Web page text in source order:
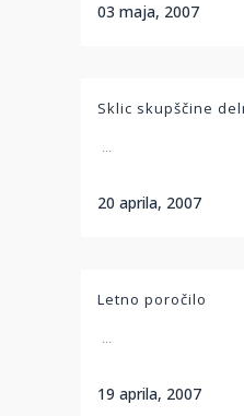
03 maja, 2007
Sklic skupščine
...
20 aprila, 2007
Letno poročilo
...
19 aprila, 2007